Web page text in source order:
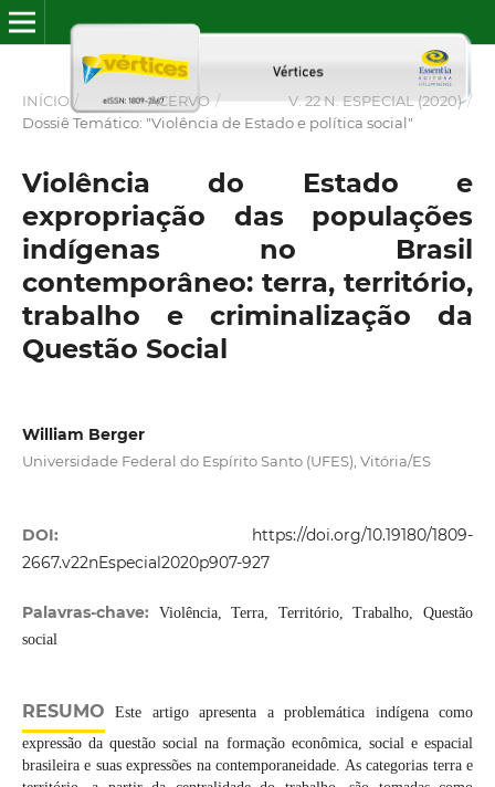
INÍCIO / ACERVO / V. 22 N. ESPECIAL (2020) /
Dossiê Temático: "Violência de Estado e política social"
Violência do Estado e
expropriação das populações
indígenas no Brasil
contemporâneo: terra, território,
trabalho e criminalização da
Questão Social
William Berger
Universidade Federal do Espírito Santo (UFES), Vitória/ES
DOI: https://doi.org/10.19180/1809-
2667.v22nEspecial2020p907-927
Palavras-chave:
Violência, Terra, Território, Trabalho, Questão
social
RESUMO Este artigo apresenta a problemática indígena como
expressão da questão social na formação econômica, social e espacial
brasileira e suas expressões na contemporaneidade. As categorias terra e